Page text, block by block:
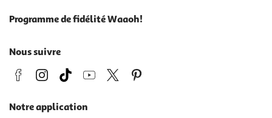
Programme de fidélité Waaoh!
Nous suivre
Notre application